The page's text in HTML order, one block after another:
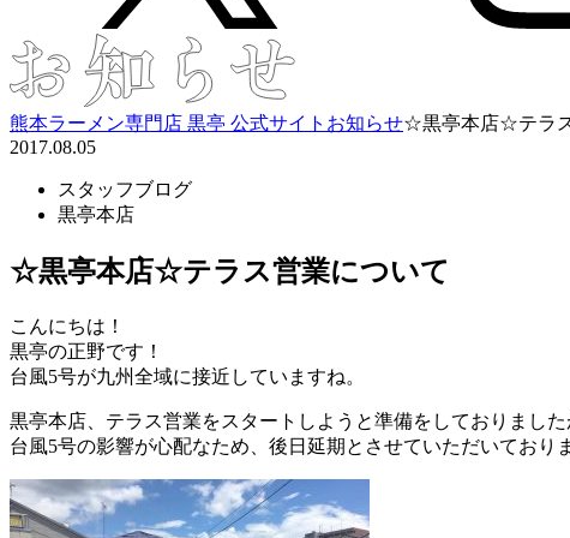
熊本ラーメン専門店 黒亭 公式サイト お知らせ☆黒亭本店☆テラ
2017.08.05
スタッフブログ
黒亭本店
☆黒亭本店☆テラス営業について
こんにちは！
黒亭の正野です！
台風5号が九州全域に接近していますね。
黒亭本店、テラス営業をスタートしようと準備をしておりました
台風5号の影響が心配なため、後日延期とさせていただいており